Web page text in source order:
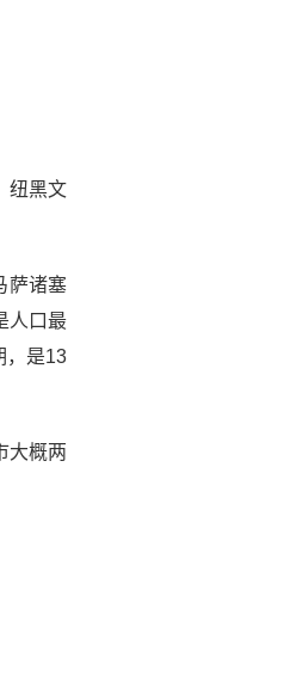
纽黑文
萨诸塞
人口最
，是13
大概两